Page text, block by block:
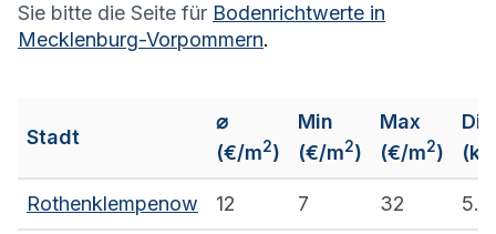
Sie bitte die Seite für Bodenrichtwerte in
Mecklenburg-Vorpommern.
Stadt
⌀
(€/m2)
Min
(€/m2)
Max
(€/m2)
Rothenklempenow 12 7 32 5.1